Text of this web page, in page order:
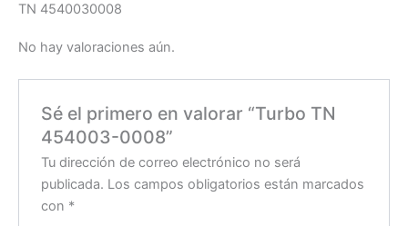
TN 4540030008
No hay valoraciones aún.
Sé el primero en valorar “Turbo TN
454003-0008”
Tu dirección de correo electrónico no será
publicada. Los campos obligatorios están marcados
con *